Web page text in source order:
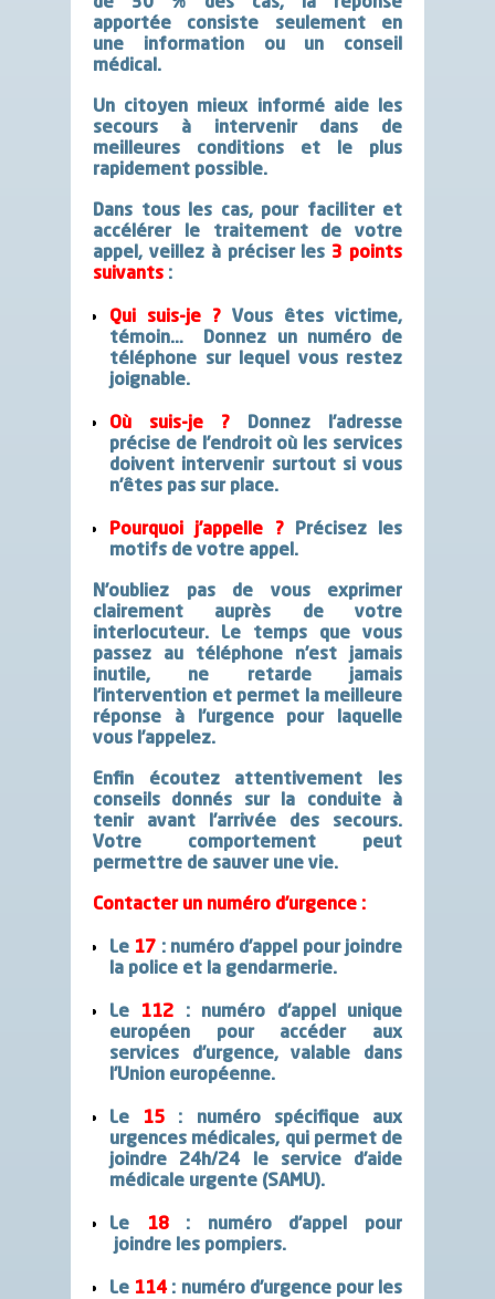
apportée consiste seulement en
une information ou un conseil
médical.
Un citoyen mieux informé aide les
secours à intervenir dans de
meilleures conditions et le plus
rapidement possible.
Dans tous les cas, pour faciliter et
accélérer le traitement de votre
appel, veillez à préciser les 3 points
suivants :
Qui suis-je ? Vous êtes victime,
témoin… Donnez un numéro de
téléphone sur lequel vous restez
joignable.
Où suis-je ? Donnez l’adresse
précise de l’endroit où les services
doivent intervenir surtout si vous
n’êtes pas sur place.
Pourquoi j’appelle ?Précisez les
motifs de votre appel.
N’oubliez pas de vous exprimer
clairement auprès de votre
interlocuteur. Le temps que vous
passez au téléphone n’est jamais
inutile, ne retarde jamais
l’intervention et permet la meilleure
réponse à l’urgence pour laquelle
vous l’appelez.
Enfin écoutez attentivement les
conseils donnés sur la conduite à
tenir avant l’arrivée des secours.
Votre comportement peut
permettre de sauver une vie.
Contacter un numéro d’urgence :
Le 17 :numéro d’appel pour joindre
la police et la gendarmerie.
Le 112 :numéro d’appel unique
européen pour accéder aux
services d’urgence, valable dans
l’Union européenne.
Le 15 : numéro spécifique aux
urgences médicales, qui permet de
joindre 24h/24 le service d’aide
médicale urgente (SAMU).
Le 18: numéro d’appel pour
joindre les pompiers.
Le 114: numéro d’urgence pour les